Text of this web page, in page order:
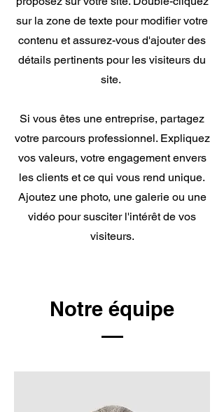
sur la zone de texte pour modifier votre
contenu et assurez-vous d'ajouter des
détails pertinents pour les visiteurs du
site. ​
Si vous êtes une entreprise, partagez
votre parcours professionnel. Expliquez
vos valeurs, votre engagement envers
les clients et ce qui vous rend unique.
Ajoutez une photo, une galerie ou une
vidéo pour susciter l'intérêt de vos
visiteurs.
Notre équipe